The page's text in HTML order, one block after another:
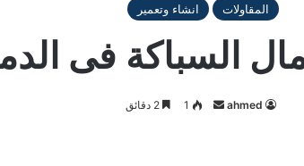
المقاولات انشاء وتعمير
السباكة فى
ahmed
أرسل 1